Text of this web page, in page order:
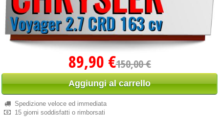
89,90 €150,00 €
Aggiungi al carrello
Spedizione veloce ed immediata
15 giorni soddisfatti o rimborsati